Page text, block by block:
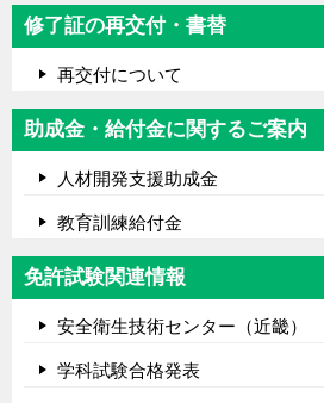
修了証の再交付・書替
再交付について
助成金・給付金に関するご案内
人材開発支援助成金
教育訓練給付金
免許試験関連情報
安全衛生技術センター（近畿）
学科試験合格発表